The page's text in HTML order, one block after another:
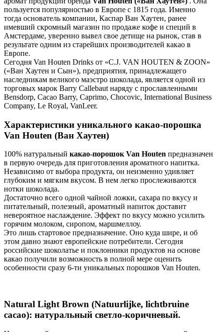
пользуется популярностью в Европе с 1815 года. Именно
тогда основатель компании, Каспар Ван Хаутен, ранее
имевший скромный магазин по продаже кофе и специй в
Амстердаме, уверенно вывел свое детище на рынок, став в
результате одним из старейших производителей какао в
Европе.
Сегодня Van Houten Drinks от «C.J. VAN HOUTEN & ZOON»
(«Ван Хаутен и Сын»), предприятия, принадлежащего
наследникам великого маэстро шоколада, является одной из
торговых марок Barry Callebaut наряду с прославленными
Bensdorp, Cacao Barry, Caprimo, Chocovic, International Business
Company, Le Royal, VanLeer.
Характеристики уникального какао-порошка
Van Houten (Ван Хаутен)
100% натуральный какао-порошок Van Houten предназначен
в первую очередь для приготовления ароматного напитка.
Независимо от выбора продукта, он неизменно удивляет
глубоким и мягким вкусом. В нем легко прослеживаются
нотки шоколада.
Достаточно всего одной чайной ложки, сахара по вкусу и
питательный, полезный, ароматный напиток доставит
невероятное наслаждение. Эффект по вкусу можно усилить
горячим молоком, сиропом, маршмеллоу.
Это лишь стартовое предназначение. Оно куда шире, и об
этом давно знают европейские потребители. Сегодня
российские шоколатье и поклонники продуктов на основе
какао получили возможность в полной мере оценить
особенности сразу 6-ти уникальных порошков Van Houten.
Natural Light Brown (Natuurlijke, lichtbruine
cacao): натуральный светло-коричневый.